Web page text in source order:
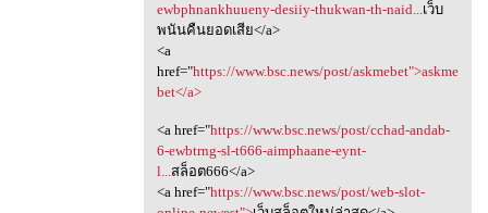
ewbphnankhuueny-desiiy-thukwan-th-naid...เว็บ
พนันคืนยอดเสีย</a>
<a
href="https://www.bsc.news/post/askmebet">askme
bet</a>
<a href="https://www.bsc.news/post/cchad-andab-
6-ewbtrng-sl-t666-aimphaane-eynt-
l... สล็อต666</a>
<a href="https://www.bsc.news/post/web-slot-